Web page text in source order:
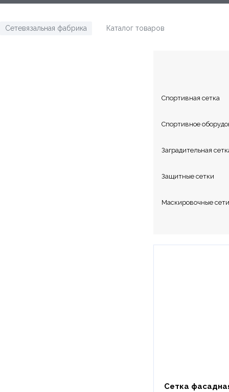
Сетевязальная фабрика Каталог товаров
Спортивная сетка
Спортивное
Заградительная
Защитные сетки
Маскировочные сети
Сетка